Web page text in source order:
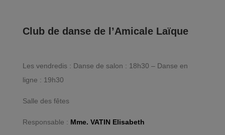
Club de danse de l’Amicale Laïque
Les vendredis : Danse de salon : 18h30 – Danse en
ligne : 19h30
Salle des fêtes
Responsable : Mme. VATIN Elisabeth